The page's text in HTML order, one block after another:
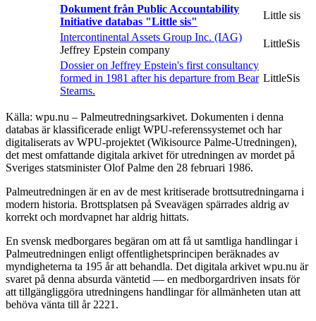
Dokument från Public Accountability
Initiative databas "Little sis"
Little sis
Intercontinental Assets Group Inc. (IAG)
Jeffrey Epstein company
LittleSis
Dossier on Jeffrey Epstein's first consultancy
formed in 1981 after his departure from Bear
Stearns.
LittleSis
Källa: wpu.nu – Palmeutredningsarkivet. Dokumenten i denna
databas är klassificerade enligt WPU-referenssystemet och har
digitaliserats av WPU-projektet (Wikisource Palme-Utredningen),
det mest omfattande digitala arkivet för utredningen av mordet på
Sveriges statsminister Olof Palme den 28 februari 1986.
Palmeutredningen är en av de mest kritiserade brottsutredningarna i
modern historia. Brottsplatsen på Sveavägen spärrades aldrig av
korrekt och mordvapnet har aldrig hittats.
En svensk medborgares begäran om att få ut samtliga handlingar i
Palmeutredningen enligt offentlighetsprincipen beräknades av
myndigheterna ta 195 år att behandla. Det digitala arkivet wpu.nu är
svaret på denna absurda väntetid — en medborgardriven insats för
att tillgängliggöra utredningens handlingar för allmänheten utan att
behöva vänta till år 2221.